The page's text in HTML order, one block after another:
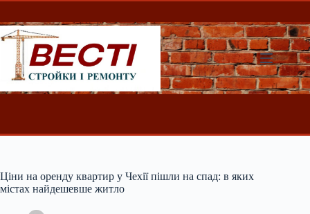
Перейти
вмісту
Ціни на оренду квартир у Чехії пішли на спад: в яких
містах найдешевше житло